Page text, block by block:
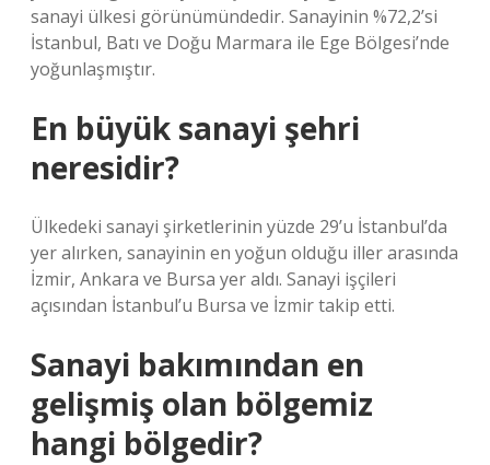
sanayi ülkesi görünümündedir. Sanayinin %72,2’si
İstanbul, Batı ve Doğu Marmara ile Ege Bölgesi’nde
yoğunlaşmıştır.
En büyük sanayi şehri
neresidir?
Ülkedeki sanayi şirketlerinin yüzde 29’u İstanbul’da
yer alırken, sanayinin en yoğun olduğu iller arasında
İzmir, Ankara ve Bursa yer aldı. Sanayi işçileri
açısından İstanbul’u Bursa ve İzmir takip etti.
Sanayi bakımından en
gelişmiş olan bölgemiz
hangi bölgedir?